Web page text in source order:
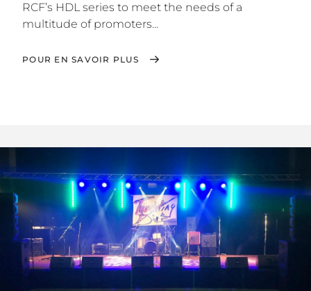
RCF’s HDL series to meet the needs of a
multitude of promoters...
POUR EN SAVOIR PLUS